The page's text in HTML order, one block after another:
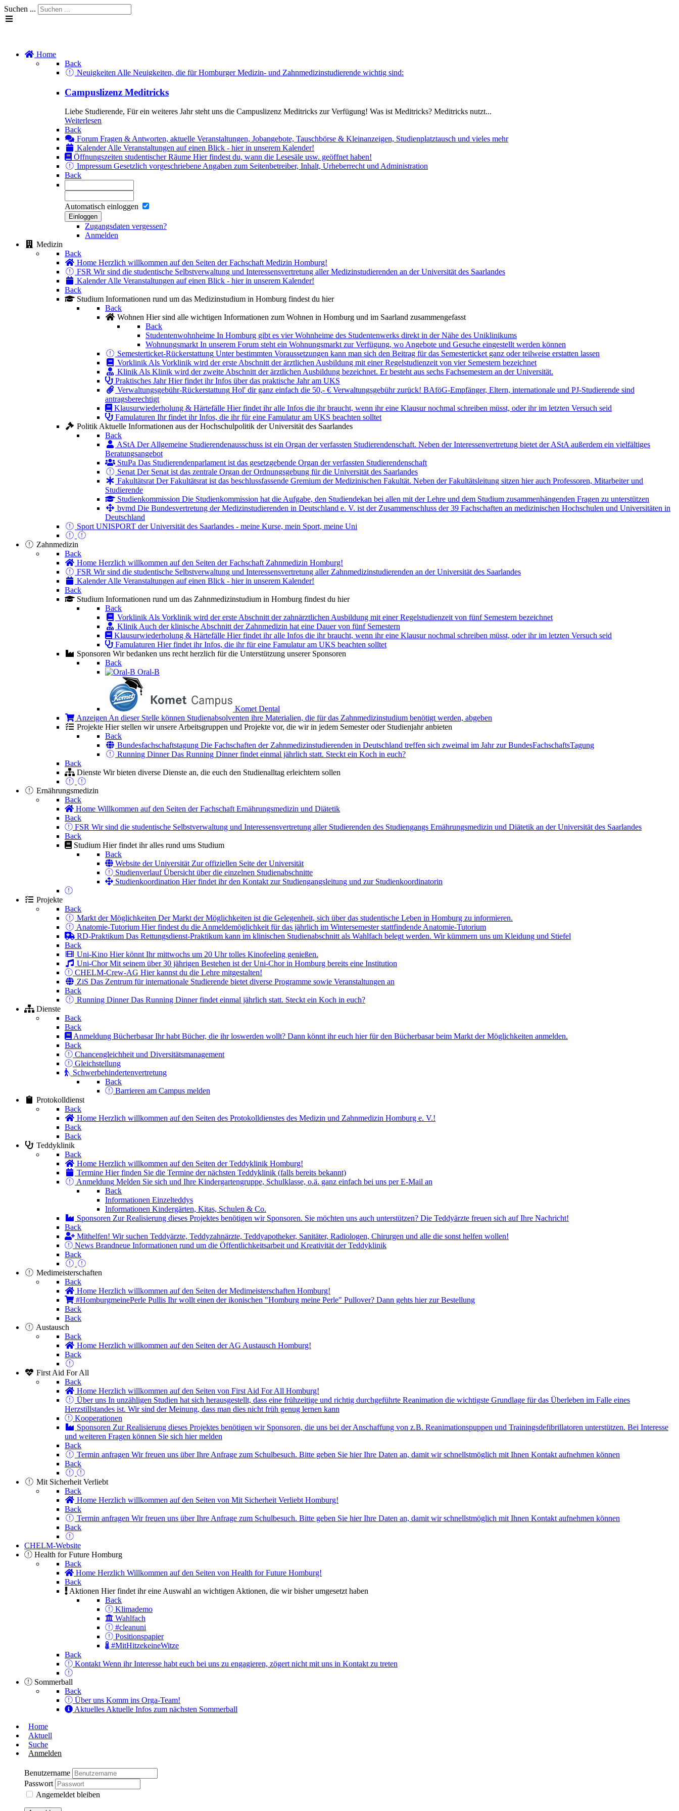
Suchen ...
Home
Back
Neuigkeiten Alle Neuigkeiten, die für Homburger Medizin- und Zahnmedizinstudierende wichtig sind:
Campuslizenz Meditricks
Liebe Studierende, Für ein weiteres Jahr steht uns die Campuslizenz Meditricks zur Verfügung! Was ist Meditricks? Meditricks nutzt...
Weiterlesen
Back
Forum Fragen & Antworten, aktuelle Veranstaltungen, Jobangebote, Tauschbörse & Kleinanzeigen, Studienplatztausch und vieles mehr
KalenderAlle Veranstaltungen auf einen Blick - hier in unserem Kalender!
Öffnungszeiten studentischer Räume Hier findest du, wann die Lesesäle usw. geöffnet haben!
Impressum Gesetzlich vorgeschriebene Angaben zum Seitenbetreiber, Inhalt, Urheberrecht und Administration
Back
Automatisch einloggen
Einloggen
Zugangsdaten vergessen?
Anmelden
Medizin
Back
Home Herzlich willkommen auf den Seiten der Fachschaft Medizin Homburg!
FSR Wir sind die studentische Selbstverwaltung und Interessensvertretung aller Medizinstudierenden an der Universität des Saarlandes
KalenderAlle Veranstaltungen auf einen Blick - hier in unserem Kalender!
Back
Studium Informationen rund um das Medizinstudium in Homburg findest du hier
Back
Wohnen Hier sind alle wichtigen Informationen zum Wohnen in Homburg und im Saarland zusammengefasst
Back
Studentenwohnheime In Homburg gibt es vier Wohnheime des Studentenwerks direkt in der Nähe des Uniklinikums
Wohnungsmarkt In unserem Forum steht ein Wohnungsmarkt zur Verfügung, wo Angebote und Gesuche eingestellt werden können
Semesterticket-Rückerstattung Unter bestimmten Voraussetzungen kann man sich den Beitrag für das Semesterticket ganz oder teilweise erstatten lassen
VorklinikAls Vorklinik wird der erste Abschnitt der ärztlichen Ausbildung mit einer Regelstudienzeit von vier Semestern bezeichnet
KlinikAls Klinik wird der zweite Abschnitt der ärztlichen Ausbildung bezeichnet. Er besteht aus sechs Fachsemestern an der Universität.
Praktisches Jahr Hier findet ihr Infos über das praktische Jahr am UKS
Verwaltungsgebühr-Rückerstattung Hol' dir ganz einfach die 50,- € Verwaltungsgebühr zurück! BAföG-Empfänger, Eltern, internationale und PJ-Studierende sind
antragsberechtigt
Klausurwiederholung & Härtefälle Hier findet ihr alle Infos die ihr braucht, wenn ihr eine Klausur nochmal schreiben müsst, oder ihr im letzten Versuch seid
Famulaturen Ihr findet ihr Infos, die ihr für eine Famulatur am UKS beachten solltet
PolitikAktuelle Informationen aus der Hochschulpolitik der Universität des Saarlandes
Back
AStA Der Allgemeine Studierendenausschuss ist ein Organ der verfassten Studierendenschaft. Neben der Interessenvertretung bietet der AStA außerdem ein vielfältiges
Beratungsangebot
StuPa Das Studierendenparlament ist das gesetzgebende Organ der verfassten Studierendenschaft
Senat Der Senat ist das zentrale Organ der Ordnungsgebung für die Universität des Saarlandes
Fakultätsrat Der Fakultätsrat ist das beschlussfassende Gremium der Medizinischen Fakultät. Neben der Fakultätsleitung sitzen hier auch Professoren, Mitarbeiter und
Studierende
Studienkommission Die Studienkommission hat die Aufgabe, den Studiendekan bei allen mit der Lehre und dem Studium zusammenhängenden Fragen zu unterstützen
bvmd Die Bundesvertretung der Medizinstudierenden in Deutschland e. V. ist der Zusammenschluss der 39 Fachschaften an medizinischen Hochschulen und Universitäten in
Deutschland
Sport UNISPORT der Universität des Saarlandes - meine Kurse, mein Sport, meine Uni
Zahnmedizin
Back
Home Herzlich willkommen auf den Seiten der Fachschaft Zahnmedizin Homburg!
FSR Wir sind die studentische Selbstverwaltung und Interessensvertretung aller Zahnmedizinstudierenden an der Universität des Saarlandes
KalenderAlle Veranstaltungen auf einen Blick - hier in unserem Kalender!
Back
Studium Informationen rund um das Zahnmedizinstudium in Homburg findest du hier
Back
VorklinikAls Vorklinik wird der erste Abschnitt der zahnärztlichen Ausbildung mit einer Regelstudienzeit von fünf Semestern bezeichnet
KlinikAuch der klinische Abschnitt der Zahnmedizin hat eine Dauer von fünf Semestern
Klausurwiederholung & Härtefälle Hier findet ihr alle Infos die ihr braucht, wenn ihr eine Klausur nochmal schreiben müsst, oder ihr im letzten Versuch seid
Famulaturen Hier findet ihr Infos, die ihr für eine Famulatur am UKS beachten solltet
Sponsoren Wir bedanken uns recht herzlich für die Unterstützung unserer Sponsoren
Back
Oral-B
Komet Dental
AnzeigenAn dieser Stelle können Studienabsolventen ihre Materialien, die für das Zahnmedizinstudium benötigt werden, abgeben
Projekte Hier stellen wir unsere Arbeitsgruppen und Projekte vor, die wir in jedem Semester oder Studienjahr anbieten
Back
Bundesfachschaftstagung Die Fachschaften der Zahnmedizinstudierenden in Deutschland treffen sich zweimal im Jahr zur BundesFachschaftsTagung
Running Dinner Das Running Dinner findet einmal jährlich statt. Steckt ein Koch in euch?
Back
Dienste Wir bieten diverse Dienste an, die euch den Studienalltag erleichtern sollen
Ernährungsmedizin
Back
Home Willkommen auf den Seiten der Fachschaft Ernährungsmedizin und Diätetik
Back
FSR Wir sind die studentische Selbstverwaltung und Interessensvertretung aller Studierenden des Studiengangs Ernährungsmedizin und Diätetik an der Universität des Saarlandes
Back
Studium Hier findet ihr alles rund ums Studium
Back
Website der Universität Zur offiziellen Seite der Universität
Studienverlauf Übersicht über die einzelnen Studienabschnitte
Studienkoordination Hier findet ihr den Kontakt zur Studiengangsleitung und zur Studienkoordinatorin
Projekte
Back
Markt der Möglichkeiten Der Markt der Möglichkeiten ist die Gelegenheit, sich über das studentische Leben in Homburg zu informieren.
Anatomie-Tutorium Hier findest du die Anmeldemöglichkeit für das jährlich im Wintersemester stattfindende Anatomie-Tutorium
RD-Praktikum Das Rettungsdienst-Praktikum kann im klinischen Studienabschnitt als Wahlfach belegt werden. Wir kümmern uns um Kleidung und Stiefel
Back
Uni-Kino Hier könnt Ihr mittwochs um 20 Uhr tolles Kinofeeling genießen.
Uni-Chor Mit seinem über 30 jährigen Bestehen ist der Uni-Chor in Homburg bereits eine Institution
CHELM-Crew-AG Hier kannst du die Lehre mitgestalten!
ZiS Das Zentrum für internationale Studierende bietet diverse Programme sowie Veranstaltungen an
Back
Running Dinner Das Running Dinner findet einmal jährlich statt. Steckt ein Koch in euch?
Dienste
Back
Back
Anmeldung Bücherbasar Ihr habt Bücher, die ihr loswerden wollt? Dann könnt ihr euch hier für den Bücherbasar beim Markt der Möglichkeiten anmelden.
Back
Chancengleichheit und Diversitätsmanagement
Gleichstellung
Schwerbehindertenvertretung
Back
Barrieren am Campus melden
Protokolldienst
Back
Home Herzlich willkommen auf den Seiten des Protokolldienstes des Medizin und Zahnmedizin Homburg e. V.!
Back
Back
Teddyklinik
Back
Home Herzlich willkommen auf den Seiten der Teddyklinik Homburg!
Termine Hier finden Sie die Termine der nächsten Teddyklinik (falls bereits bekannt)
Anmeldung Melden Sie sich und Ihre Kindergartengruppe, Schulklasse, o.ä. ganz einfach bei uns per E-Mail an
Back
Informationen Einzelteddys
Informationen Kindergärten, Kitas, Schulen & Co.
Sponsoren Zur Realisierung dieses Projektes benötigen wir Sponsoren. Sie möchten uns auch unterstützen? Die Teddyärzte freuen sich auf Ihre Nachricht!
Back
Mithelfen! Wir suchen Teddyärzte, Teddyzahnärzte, Teddyapotheker, Sanitäter, Radiologen, Chirurgen und alle die sonst helfen wollen!
News Brandneue Informationen rund um die Öffentlichkeitsarbeit und Kreativität der Teddyklinik
Back
Medimeisterschaften
Back
Home Herzlich willkommen auf den Seiten der Medimeisterschaften Homburg!
#HomburgmeinePerle Pullis Ihr wollt einen der ikonischen "Homburg meine Perle" Pullover? Dann gehts hier zur Bestellung
Back
Back
Austausch
Back
Home Herzlich willkommen auf den Seiten der AG Austausch Homburg!
Back
First Aid For All
Back
Home Herzlich willkommen auf den Seiten von First Aid For All Homburg!
Über uns In unzähligen Studien hat sich herausgestellt, dass eine frühzeitige und richtig durchgeführte Reanimation die wichtigste Grundlage für das Überleben im Falle eines
Herzstillstandes ist. Wir sind der Meinung, dass man dies nicht früh genug lernen kann
Kooperationen
Sponsoren Zur Realisierung dieses Projektes benötigen wir Sponsoren, die uns bei der Anschaffung von z.B. Reanimationspuppen und Trainingsdefibrillatoren unterstützen. Bei Interesse
und weiteren Fragen können Sie sich hier melden
Back
Termin anfragen Wir freuen uns über Ihre Anfrage zum Schulbesuch. Bitte geben Sie hier Ihre Daten an, damit wir schnellstmöglich mit Ihnen Kontakt aufnehmen können
Back
Mit Sicherheit Verliebt
Back
Home Herzlich willkommen auf den Seiten von Mit Sicherheit Verliebt Homburg!
Back
Termin anfragen Wir freuen uns über Ihre Anfrage zum Schulbesuch. Bitte geben Sie hier Ihre Daten an, damit wir schnellstmöglich mit Ihnen Kontakt aufnehmen können
Back
CHELM-Website
Health for Future Homburg
Back
Home Herzlich Willkommen auf den Seiten von Health for Future Homburg!
Back
Aktionen Hier findet ihr eine Auswahl an wichtigen Aktionen, die wir bisher umgesetzt haben
Back
Klimademo
Wahlfach
#cleanuni
Positionspapier
#MitHitzekeineWitze
Back
Kontakt Wenn ihr Interesse habt euch bei uns zu engagieren, zögert nicht mit uns in Kontakt zu treten
Sommerball
Back
Über uns Komm ins Orga-Team!
AktuellesAktuelle Infos zum nächsten Sommerball
Home
Aktuell
Suche
Anmelden
Benutzername
Passwort
Angemeldet bleiben